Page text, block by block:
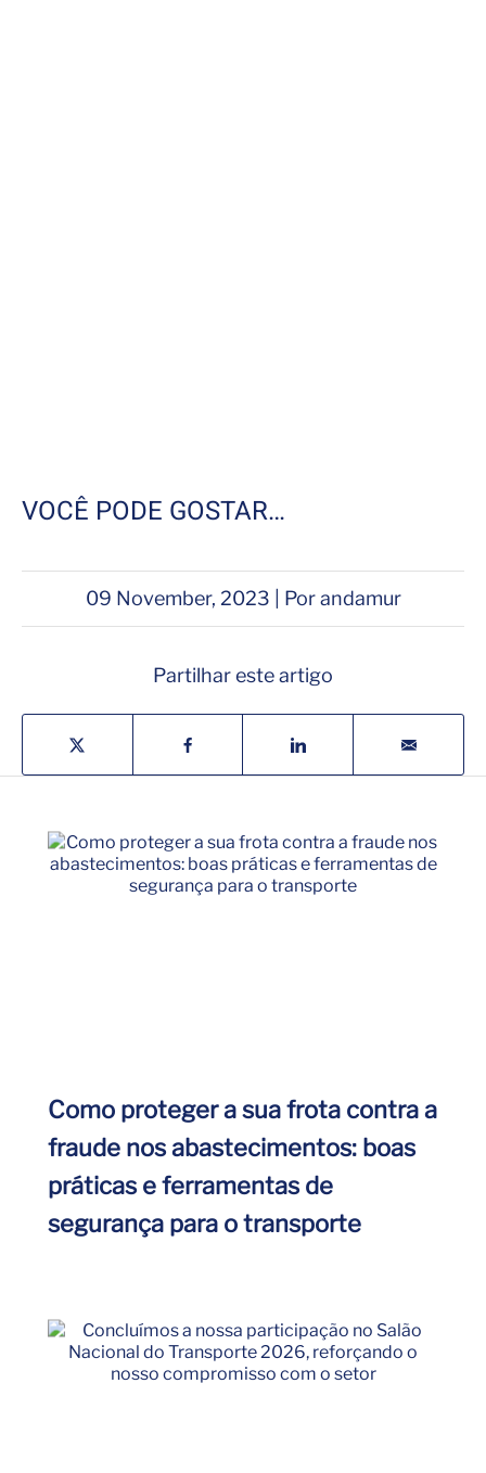
VOCÊ PODE GOSTAR…
09 November, 2023 | Por andamur
Partilhar este artigo
Como proteger a sua frota contra a
fraude nos abastecimentos: boas
práticas e ferramentas de
segurança para o transporte